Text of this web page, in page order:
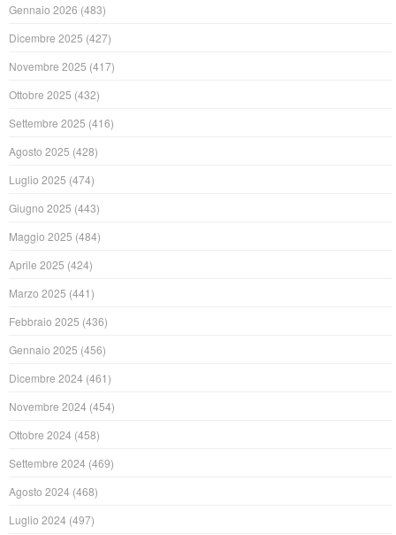
Gennaio 2026 (483)
Dicembre 2025 (427)
Novembre 2025 (417)
Ottobre 2025 (432)
Settembre 2025 (416)
Agosto 2025 (428)
Luglio 2025 (474)
Giugno 2025 (443)
Maggio 2025 (484)
Aprile 2025 (424)
Marzo 2025 (441)
Febbraio 2025 (436)
Gennaio 2025 (456)
Dicembre 2024 (461)
Novembre 2024 (454)
Ottobre 2024 (458)
Settembre 2024 (469)
Agosto 2024 (468)
Luglio 2024 (497)